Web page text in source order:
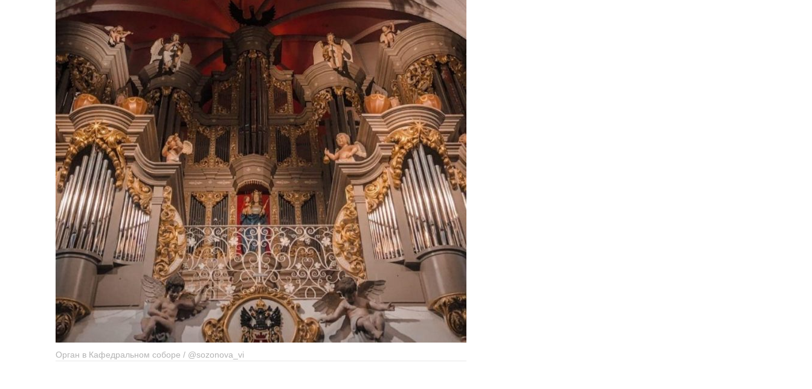
Орган в Кафедральном соборе / @sozonova_vi